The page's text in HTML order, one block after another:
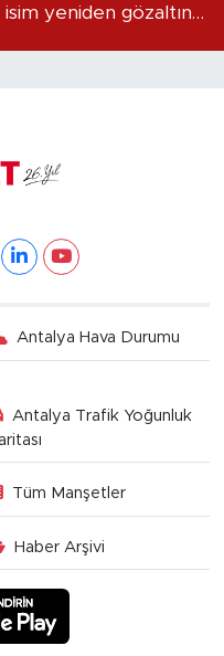
yeniden gözaltına
Antalya Hava Durumu
Antalya Trafik Yoğunluk
Tüm Manşetler
Haber Arşivi